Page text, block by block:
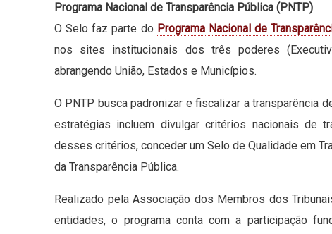
Programa Nacional de Transparência Pública (PNTP)
O Selo faz parte do Programa Nacional de
nos sites institucionais dos três poderes
abrangendo União, Estados e Municípios.
O PNTP busca padronizar e fiscalizar a transparência
estratégias incluem divulgar critérios nacionais de
desses critérios, conceder um Selo de Qualidade em
da Transparência Pública.
Realizado pela Associação dos Membros dos
entidades, o programa conta com a participação